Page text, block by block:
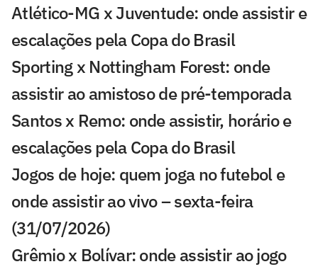
Atlético-MG x Juventude: onde assistir e
escalações pela Copa do Brasil
Sporting x Nottingham Forest: onde
assistir ao amistoso de pré-temporada
Santos x Remo: onde assistir, horário e
escalações pela Copa do Brasil
Jogos de hoje: quem joga no futebol e
onde assistir ao vivo – sexta-feira
(31/07/2026)
Grêmio x Bolívar: onde assistir ao jogo